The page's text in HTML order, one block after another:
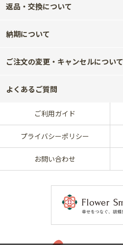
返品・交換について
納期について
ご注文の変更・キャンセルについて
よくあるご質問
ご利用ガイド
プライバシーポリシー
お問い合わせ